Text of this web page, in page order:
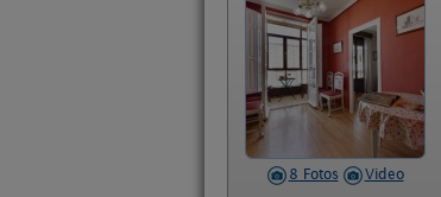
8 Fotos Video